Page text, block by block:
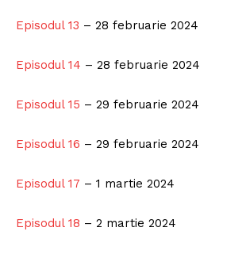
Episodul 13 – 28 februarie 2024
Episodul 14 – 28 februarie 2024
Episodul 15 – 29 februarie 2024
Episodul 16 – 29 februarie 2024
Episodul 17 – 1 martie 2024
Episodul 18 – 2 martie 2024